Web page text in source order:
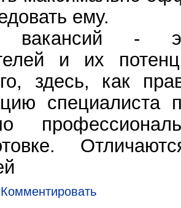
ему.
вакансий -
и их
здесь, как
специалиста
Комментировать